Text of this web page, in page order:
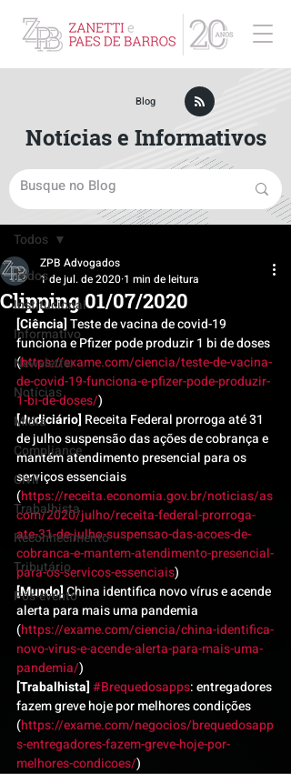
Post
Todos
Institucional
Informativo
Newsletter
Notícias
Mídia
Compliance
Civil
Trabalhista
Reconhecimento
Tributário
Pós-evento
Todos
Clipping 01/07/2020
ZPB Advogados
1 de jul. de 2020 1 min de leitura
[Ciência] Teste de vacina de covid-19
funciona e Pfizer pode produzir 1 bi de doses
(https://exame.com/ciencia/teste-de-vacina-
de-covid-19-funciona-e-pfizer-pode-produzir-
1-bi-de-doses/)
[Judiciário] Receita Federal prorroga até 31
de julho suspensão das ações de cobrança e
mantém atendimento presencial para os
serviços essenciais
(https://receita.economia.gov.br/noticias/as
com/2020/julho/receita-federal-prorroga-
ate-31-de-julho-suspensao-das-acoes-de-
cobranca-e-mantem-atendimento-presencial-
para-os-servicos-essenciais)
[Mundo] China identifica novo vírus e acende
alerta para mais uma pandemia
(https://exame.com/ciencia/china-identifica-
novo-virus-e-acende-alerta-para-mais-uma-
pandemia/)
[Trabalhista]#Brequedosapps: entregadores
fazem greve hoje por melhores condições
(https://exame.com/negocios/brequedosapp
s-entregadores-fazem-greve-hoje-por-
melhores-condicoes/)
Blog
Notícias e Informativos